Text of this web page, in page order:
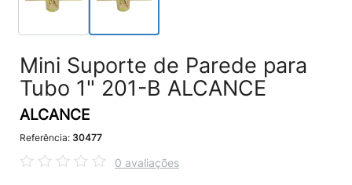
Mini Suporte de Parede para
Tubo 1" 201-B ALCANCE
ALCANCE
Referência: 30477
0 avaliações